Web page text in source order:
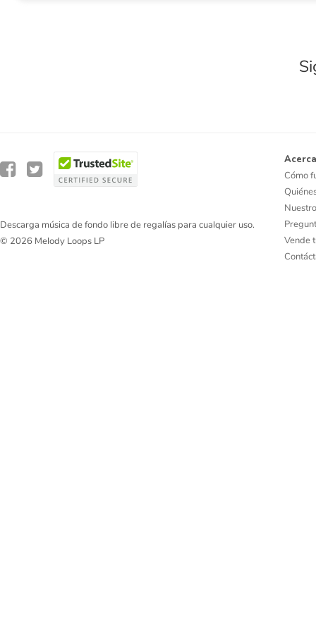
Descarga música de fondo libre de regalías para cualquier uso.
© 2026 Melody Loops LP
Cómo
Vende